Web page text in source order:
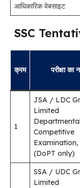
आधिकारिक वेबसाइट
SSC
क्रम परीक्षा का
1
JSA / LDC
Limited
Competitive
Examination,
(DoPT only)
SSA / UDC
Limited